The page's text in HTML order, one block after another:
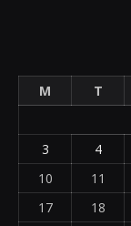
M
T
3
4
10
11
17
18